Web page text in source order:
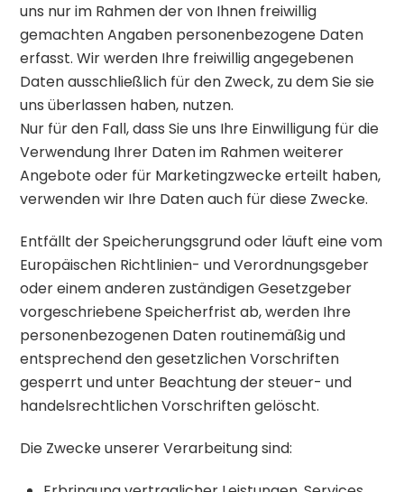
uns nur im Rahmen der von Ihnen freiwillig
gemachten Angaben personenbezogene Daten
erfasst. Wir werden Ihre freiwillig angegebenen
Daten ausschließlich für den Zweck, zu dem Sie sie
uns überlassen haben, nutzen.
Nur für den Fall, dass Sie uns Ihre Einwilligung für die
Verwendung Ihrer Daten im Rahmen weiterer
Angebote oder für Marketingzwecke erteilt haben,
verwenden wir Ihre Daten auch für diese Zwecke.
Entfällt der Speicherungsgrund oder läuft eine vom
Europäischen Richtlinien- und Verordnungsgeber
oder einem anderen zuständigen Gesetzgeber
vorgeschriebene Speicherfrist ab, werden Ihre
personenbezogenen Daten routinemäßig und
entsprechend den gesetzlichen Vorschriften
gesperrt und unter Beachtung der steuer- und
handelsrechtlichen Vorschriften gelöscht.
Die Zwecke unserer Verarbeitung sind: